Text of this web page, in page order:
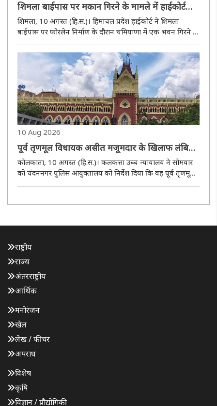
शिमला बाईपास पर मकान गिरने के मामले में हाईकोर्ट
सख्त, एनएचएआई और कंपनी को 2.23 करोड़ मुआवजा
देने के आदेश
शिमला, 10 अगस्त (हि.स.)। हिमाचल प्रदेश हाईकोर्ट ने शिमला
बाईपास पर फोरलेन निर्माण के दौरान चमियाणा में एक भवन गिरने के
मामले में भारतीय राष्ट्रीय राजमार्ग प्राधिकरण (एनएचएआई) और
निर्माण कंपनी को मुआवजे की आधी-आधी राशि चार सप्ताह के भीतर
10 Aug 2026
पूर्व तृणमूल विधायक असीत मजूमदार के खिलाफ लंबित
मामलों की जानकारी दे पुलिस : कलकत्ता हाई कोर्ट
कोलकाता, 10 अगस्त (हि.स.)। कलकत्ता उच्च न्यायालय ने सोमवार
को चंदननगर पुलिस आयुक्तालय को निर्देश दिया कि वह पूर्व तृणमूल
कांग्रेस विधायक असीत मजूमदार के खिलाफ लंबित आपराधिक
दिया कि यदि ..
राष्ट्रीय
राज्य
अंतरराष्ट्रीय
आर्थिक
मनोरंजन
खेल
लेख / फीचर
अपराध
विशेष
कृषि
विज्ञान / प्रौद्योगिकी